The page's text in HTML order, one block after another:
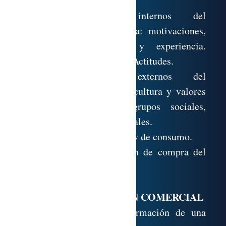
3.3. Determinantes internos del
comportamiento de compra: motivaciones,
percepción, aprendizaje y experiencia.
Características personales. Actitudes.
3.4. Determinantes externos del
comportamiento: entorno, cultura y valores
sociales, clase social, grupos sociales,
familia e influencias personales.
3.5. Situaciones de compra y de consumo.
3.6. El proceso de decisión de compra del
LA INVESTIGACIÓN COMERCIAL
4.1. La necesidad de información de una